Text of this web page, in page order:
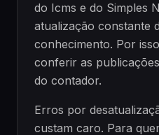
do Icms e do Simples
atualização constante
conhecimento. Por
conferir as
do contador.
Erros por
custam caro. Para